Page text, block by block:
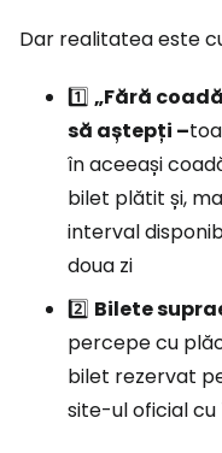
Dar realitatea este
1️⃣ „Fără
să aștepți –
în aceeași
bilet plătit și,
interval
doua zi
2️⃣ Bilete
percepe cu
bilet rezervat
site-ul oficial cu